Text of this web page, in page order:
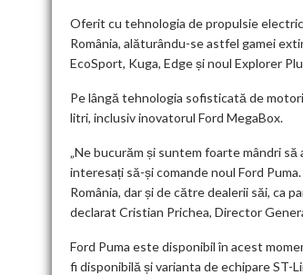
Oferit cu tehnologia de propulsie
România, alăturându-se astfel gamei
EcoSport, Kuga, Edge și noul Explorer
Pe lângă tehnologia sofisticată de
litri, inclusiv inovatorul Ford MegaBox.
„Ne bucurăm și suntem foarte mândri
interesați să-și comande noul Ford
România, dar și de către dealerii săi, ca
declarat Cristian Prichea, Director
Ford Puma este disponibil în acest
fi disponibilă și varianta de echipare ST-